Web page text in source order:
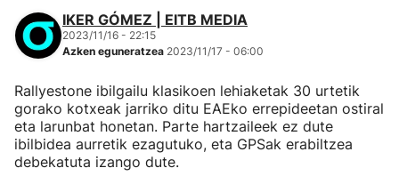
IKER GÓMEZ | EITB MEDIA
2023/11/16 - 22:15
Azken eguneratzea 2023/11/17 - 06:00
Rallyestone ibilgailu klasikoen lehiaketak 30 urtetik
gorako kotxeak jarriko ditu EAEko errepideetan ostiral
eta larunbat honetan. Parte hartzaileek ez dute
ibilbidea aurretik ezagutuko, eta GPSak erabiltzea
debekatuta izango dute.